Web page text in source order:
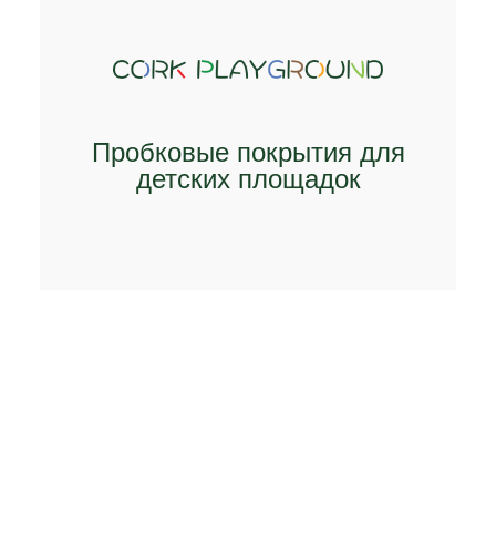
Пробковые покрытия для
детских площадок